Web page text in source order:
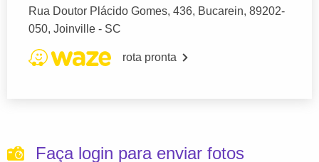
Rua Doutor Plácido Gomes, 436, Bucarein, 89202-
050, Joinville - SC
rota pronta
Faça login para enviar fotos